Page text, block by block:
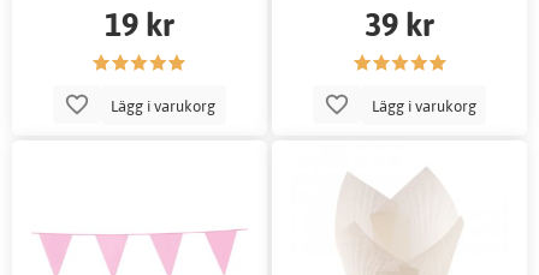
19 kr
Lägg i varukorg
39 kr
Lägg i varukorg